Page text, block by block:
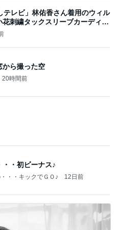
から撮った空
・初ビーナス♪
・・キックでＧＯ♪
婚